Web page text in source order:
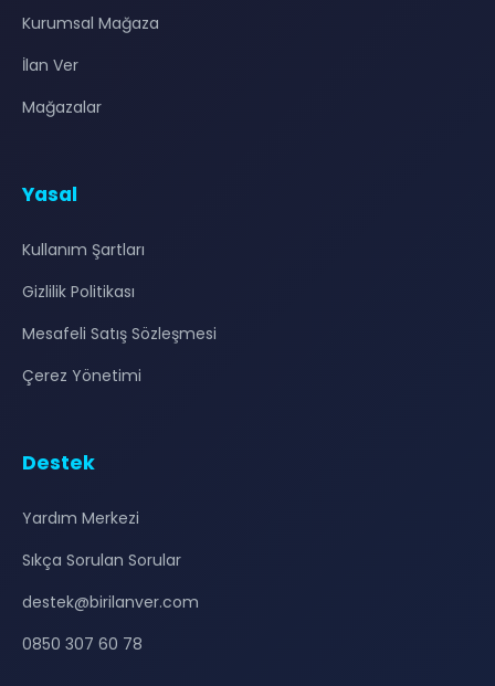
Kurumsal Mağaza
İlan Ver
Mağazalar
Yasal
Kullanım Şartları
Gizlilik Politikası
Mesafeli Satış Sözleşmesi
Çerez Yönetimi
Destek
Yardım Merkezi
Sıkça Sorulan Sorular
destek@birilanver.com
0850 307 60 78